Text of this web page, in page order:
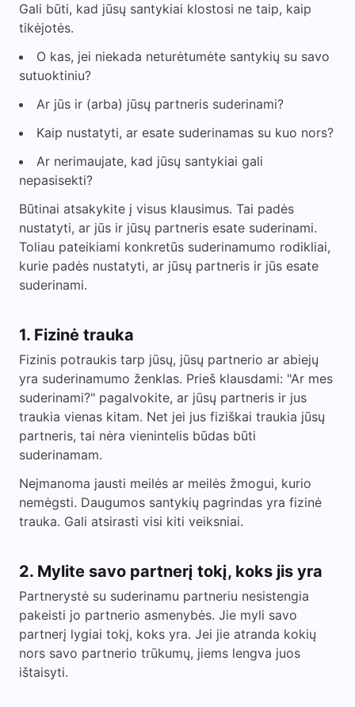
Gali būti, kad jūsų santykiai klostosi ne taip, kaip
tikėjotės.
O kas, jei niekada neturėtumėte santykių su savo
sutuoktiniu?
Ar jūs ir (arba) jūsų partneris suderinami?
Kaip nustatyti, ar esate suderinamas su kuo nors?
Ar nerimaujate, kad jūsų santykiai gali
nepasisekti?
Būtinai atsakykite į visus klausimus. Tai padės
nustatyti, ar jūs ir jūsų partneris esate suderinami.
Toliau pateikiami konkretūs suderinamumo rodikliai,
kurie padės nustatyti, ar jūsų partneris ir jūs esate
suderinami.
1. Fizinė trauka
Fizinis potraukis tarp jūsų, jūsų partnerio ar abiejų
yra suderinamumo ženklas. Prieš klausdami: "Ar mes
suderinami?" pagalvokite, ar jūsų partneris ir jus
traukia vienas kitam. Net jei jus fiziškai traukia jūsų
partneris, tai nėra vienintelis būdas būti
suderinamam.
Neįmanoma jausti meilės ar meilės žmogui, kurio
nemėgsti. Daugumos santykių pagrindas yra fizinė
trauka. Gali atsirasti visi kiti veiksniai.
2. Mylite savo partnerį tokį, koks jis yra
Partnerystė su suderinamu partneriu nesistengia
pakeisti jo partnerio asmenybės. Jie myli savo
partnerį lygiai tokį, koks yra. Jei jie atranda kokių
nors savo partnerio trūkumų, jiems lengva juos
ištaisyti.